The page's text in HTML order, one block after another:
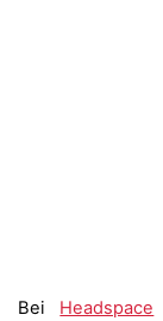
Bei Headspace